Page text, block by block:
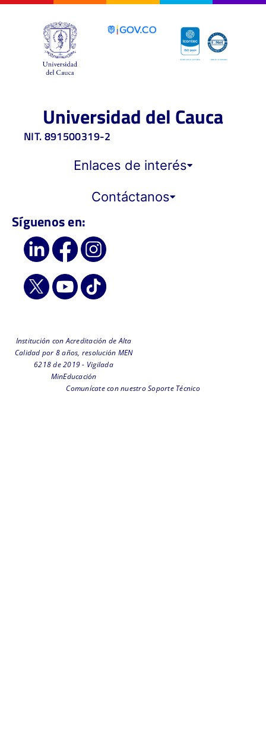
Universidad del Cauca
NIT. 891500319-2
Enlaces de interés
Contáctanos
Síguenos en:
Institución con Acreditación de Alta
Calidad por 8 años, resolución MEN
6218 de 2019 - Vigilada
MinEducación
Comunícate con nuestro Soporte Técnico